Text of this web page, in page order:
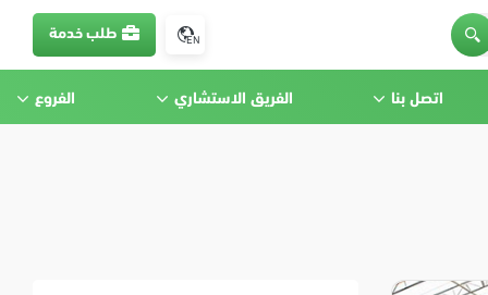
EN طلب خدمة
اتصل بنا الفريق الاستشاري الفروع